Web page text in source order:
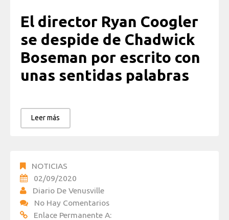
El director Ryan Coogler
se despide de Chadwick
Boseman por escrito con
unas sentidas palabras
Leer más
NOTICIAS
02/09/2020
Diario De Venusville
No Hay Comentarios
Enlace Permanente A: